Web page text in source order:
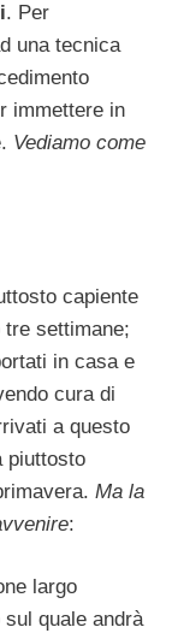
. Per
una tecnica
immettere in
Vediamo come
capiente
settimane;
in casa e
cura di
a questo
piuttosto
Ma la
:
largo
quale andrà